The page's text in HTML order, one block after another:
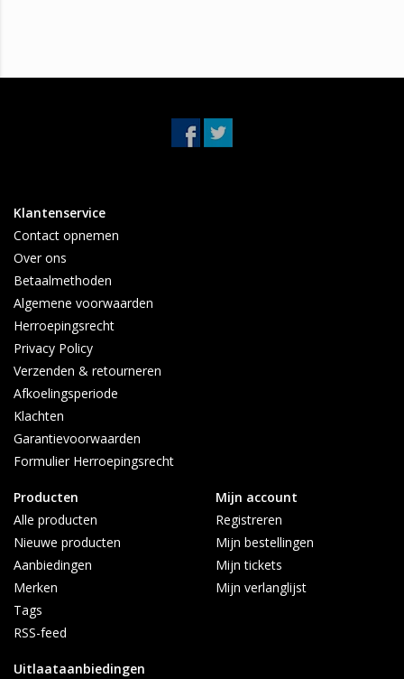
Klantenservice
Contact opnemen
Over ons
Betaalmethoden
Algemene voorwaarden
Herroepingsrecht
Privacy Policy
Verzenden & retourneren
Afkoelingsperiode
Klachten
Garantievoorwaarden
Formulier Herroepingsrecht
Producten
Alle producten
Nieuwe producten
Aanbiedingen
Merken
Tags
RSS-feed
Mijn account
Registreren
Mijn bestellingen
Mijn tickets
Mijn verlanglijst
Uitlaataanbiedingen